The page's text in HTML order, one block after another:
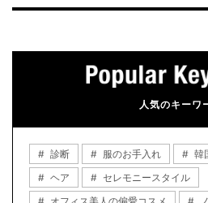
人気のキーワ
診断 服のお手入れ 韓
ヘア
セレモニースタイル